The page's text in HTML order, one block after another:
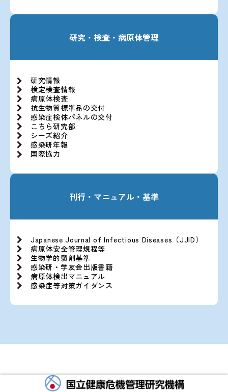
研究・検査・病原体管理
研究情報
検定検査情報
病原体検査
抗生物質標準品の交付
感染症検体パネルの交付
こちら研究部
シーズ紹介
感染研年報
国際協力
刊行・マニュアル・基準
Japanese Journal of Infectious Diseases（JJID）
病原体安全管理規程等
生物学的製剤基準
感染研・学友会出版書籍
病原体検出マニュアル
感染症等対策ガイダンス